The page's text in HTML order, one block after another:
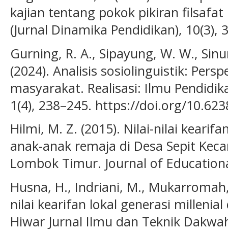
kajian tentang pokok pikiran filsafat
(Jurnal Dinamika Pendidikan), 10(3),
Gurning, R. A., Sipayung, W. W.,
(2024). Analisis sosiolinguistik:
masyarakat. Realisasi: Ilmu
1(4), 238–245. https://doi.org/
Hilmi, M. Z. (2015). Nilai-nilai
anak-anak remaja di Desa Sepit
Lombok Timur. Journal of
Husna, H., Indriani, M.,
nilai kearifan lokal generasi
Hiwar Jurnal Ilmu dan Teknik